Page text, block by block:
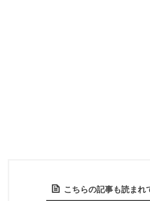
こちらの記事も読まれ